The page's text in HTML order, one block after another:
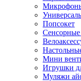
Попсокет
Сенсорные
Мини
Игрушки
Муляжи